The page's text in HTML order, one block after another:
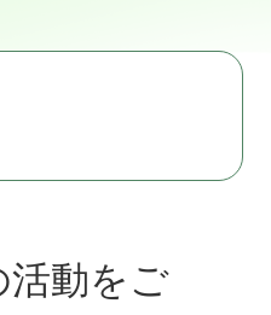
動をご